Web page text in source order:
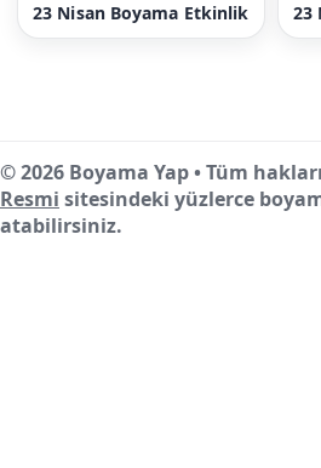
23 Nisan Boyama Etkinlik 23
© 2026 Boyama Yap • Tüm
Resmi sitesindeki yüzlerce
atabilirsiniz.